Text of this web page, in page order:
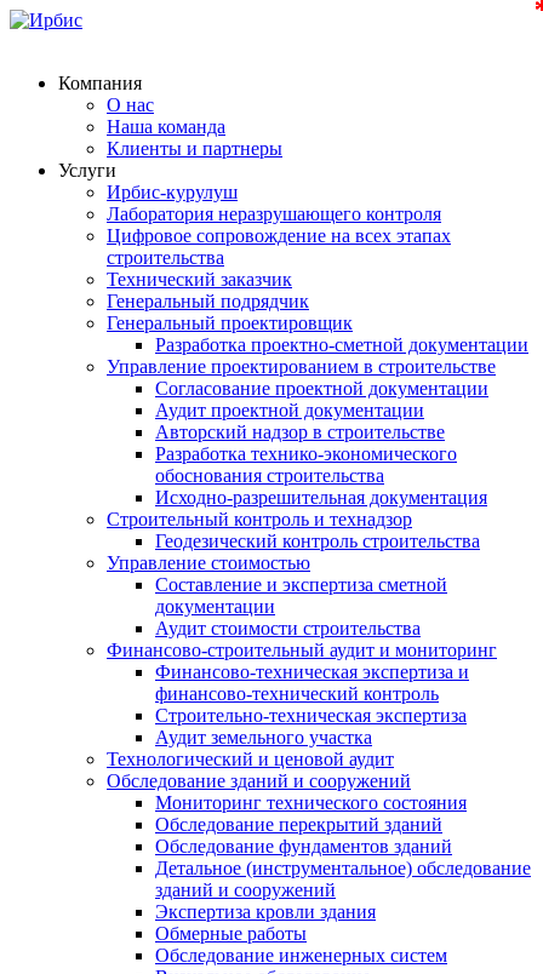
Компания
О нас
Наша команда
Клиенты и партнеры
Услуги
Ирбис-курулуш
Лаборатория неразрушающего контроля
Цифровое сопровождение на всех этапах
строительства
Технический заказчик
Генеральный подрядчик
Генеральный проектировщик
Разработка проектно-сметной документации
Управление проектированием в строительстве
Согласование проектной документации
Аудит проектной документации
Авторский надзор в строительстве
Разработка технико-экономического
обоснования строительства
Исходно-разрешительная документация
Строительный контроль и технадзор
Геодезический контроль строительства
Управление стоимостью
Составление и экспертиза сметной
документации
Аудит стоимости строительства
Финансово-строительный аудит и мониторинг
Финансово-техническая экспертиза и
финансово-технический контроль
Строительно-техническая экспертиза
Аудит земельного участка
Технологический и ценовой аудит
Обследование зданий и сооружений
Мониторинг технического состояния
Обследование перекрытий зданий
Обследование фундаментов зданий
Детальное (инструментальное) обследование
зданий и сооружений
Экспертиза кровли здания
Обмерные работы
Обследование инженерных систем